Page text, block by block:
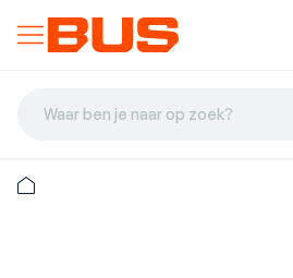
Waar ben je naar op zoek?